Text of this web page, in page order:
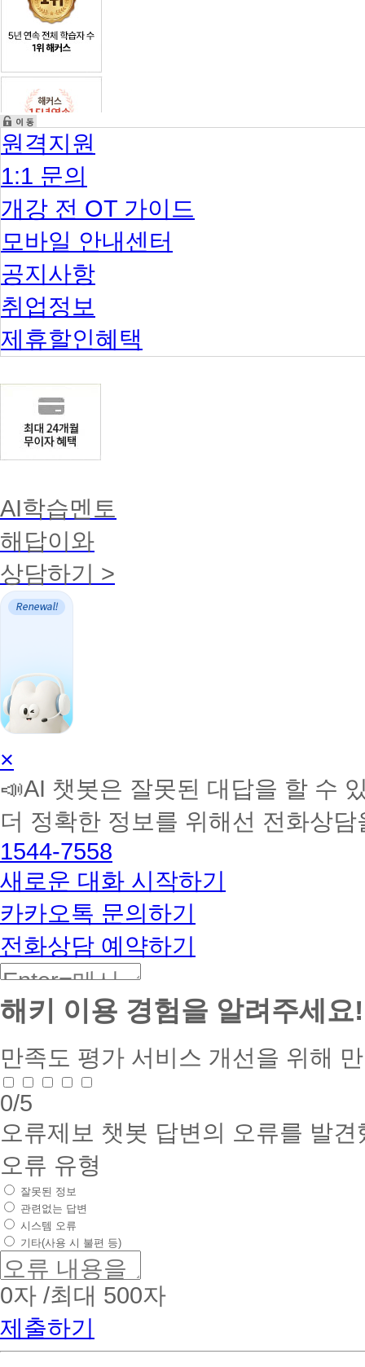
원격지원
1:1 문의
개강 전 OT 가이드
모바일 안내센터
공지사항
취업정보
제휴할인혜택
AI학습멘토
해답이와
상담하기 >
AI
학
습
토
커
BETA
×
📣AI 챗봇은 잘못된 대답을 할 수
더 정확한 정보를 위해선 전화상
1544-7558
새로운 대화 시작하기
카카오톡 문의하기
전화상담 예약하기
해키 이용 경험을 알려주세요!
만족도 평가 서비스 개선을 위해
0/5
오류제보 챗봇 답변의 오류를 발
오류 유형
잘못된 정보
관련없는 답변
시스템 오류
기타(사용 시 불편 등)
0자 /최대 500자
제출하기